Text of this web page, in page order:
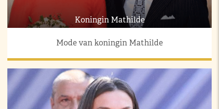
Koningin Mathilde
Mode van koningin Mathilde